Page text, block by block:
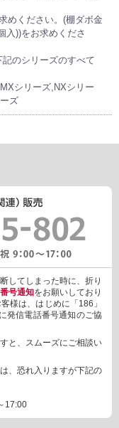
ください。(棚ダボ金
))をお求めくださ
のシリーズのすべて
シリーズ,NXシリー
ズ
してしまった時に、折り
号通知をお願いしており
様は、はじめに「186」
発信電話番号通知のご協
と、スムーズにご相談い
、恐れ入りますが下記の
17:00